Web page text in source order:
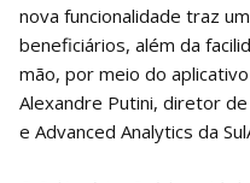
nova funcionalidade traz
beneficiários, além da
mão, por meio do
Alexandre Putini, diretor
e Advanced Analytics da